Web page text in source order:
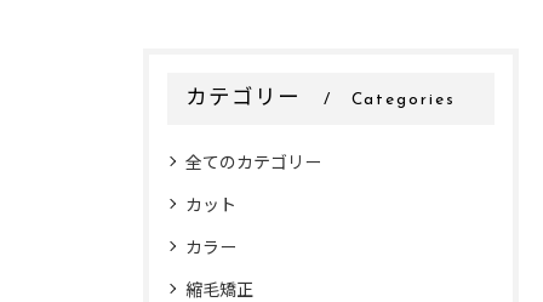
カテゴリー Categories
全てのカテゴリー
カット
カラー
縮毛矯正